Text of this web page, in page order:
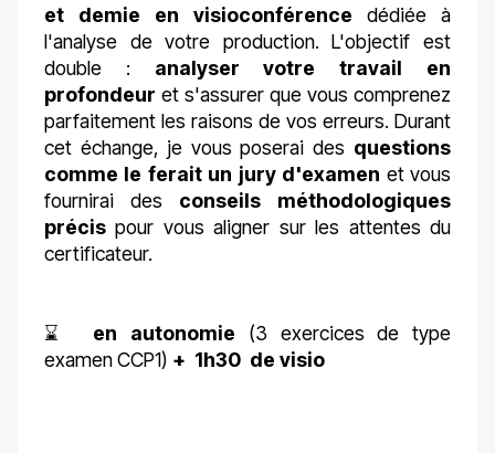
et demie en visioconférence dédiée à
l'analyse de votre production. L'objectif est
double : analyser votre travail en
profondeur et s'assurer que vous comprenez
parfaitement les raisons de vos erreurs. Durant
cet échange, je vous poserai des questions
comme le ferait un jury d'examen et vous
fournirai des conseils méthodologiques
précis pour vous aligner sur les attentes du
certificateur.
⌛ en autonomie (3 exercices de type
examen CCP1) + 1h30 de visio